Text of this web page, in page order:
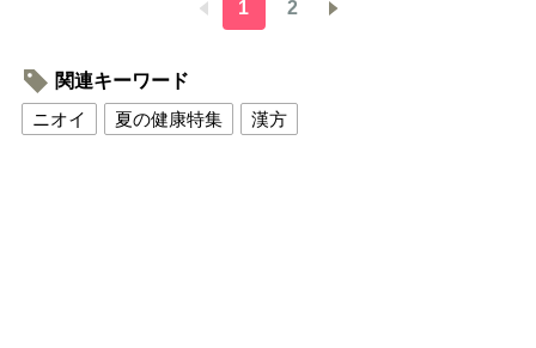
1 2
関連キーワード
ニオイ
夏の健康特集 漢方